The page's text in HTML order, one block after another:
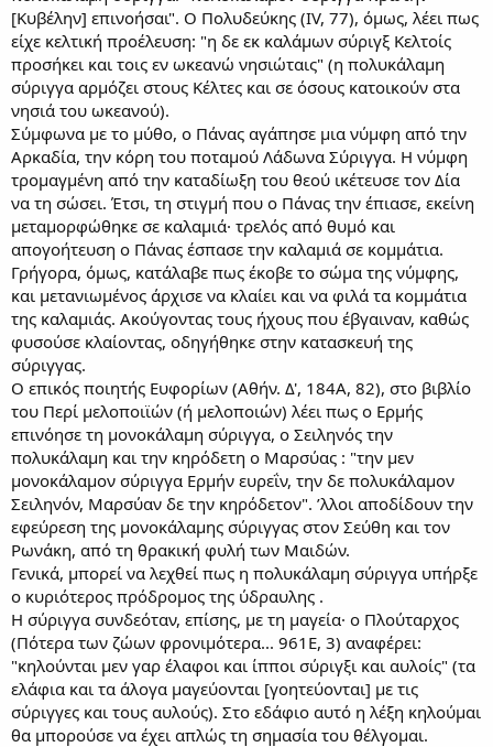
[Κυβέλην] επινοήσαι". Ο Πολυδεύκης (IV, 77), όμως, λέει πως
είχε κελτική προέλευση: "η δε εκ καλάμων σύριγξ Κελτοίς
προσήκει και τοις εν ωκεανώ νησιώταις" (η πολυκάλαμη
σύριγγα αρμόζει στους Κέλτες και σε όσους κατοικούν στα
νησιά του ωκεανού).
Σύμφωνα με το μύθο, ο Πάνας αγάπησε μια νύμφη από την
Αρκαδία, την κόρη του ποταμού Λάδωνα Σύριγγα. Η νύμφη
τρομαγμένη από την καταδίωξη του θεού ικέτευσε τον Δία
να τη σώσει. Έτσι, τη στιγμή που ο Πάνας την έπιασε, εκείνη
μεταμορφώθηκε σε καλαμιά· τρελός από θυμό και
απογοήτευση ο Πάνας έσπασε την καλαμιά σε κομμάτια.
Γρήγορα, όμως, κατάλαβε πως έκοβε το σώμα της νύμφης,
και μετανιωμένος άρχισε να κλαίει και να φιλά τα κομμάτια
της καλαμιάς. Ακούγοντας τους ήχους που έβγαιναν, καθώς
φυσούσε κλαίοντας, οδηγήθηκε στην κατασκευή της
σύριγγας.
Ο επικός ποιητής Ευφορίων (Αθήν. Δ', 184Α, 82), στο βιβλίο
του Περί μελοποιϊών (ή μελοποιών) λέει πως ο Ερμής
επινόησε τη μονοκάλαμη σύριγγα, ο Σειληνός την
πολυκάλαμη και την κηρόδετη ο Μαρσύας : "την μεν
μονοκάλαμον σύριγγα Ερμήν ευρεΐν, την δε πολυκάλαμον
Σειληνόν, Μαρσύαν δε την κηρόδετον". ’λλοι αποδίδουν την
εφεύρεση της μονοκάλαμης σύριγγας στον Σεύθη και τον
Ρωνάκη, από τη θρακική φυλή των Μαιδών.
Γενικά, μπορεί να λεχθεί πως η πολυκάλαμη σύριγγα υπήρξε
ο κυριότερος πρόδρομος της ύδραυλης .
Η σύριγγα συνδεόταν, επίσης, με τη μαγεία· ο Πλούταρχος
(Πότερα των ζώων φρονιμότερα... 961Ε, 3) αναφέρει:
"κηλούνται μεν γαρ έλαφοι και ίπποι σύριγξι και αυλοίς" (τα
ελάφια και τα άλογα μαγεύονται [γοητεύονται] με τις
σύριγγες και τους αυλούς). Στο εδάφιο αυτό η λέξη κηλούμαι
θα μπορούσε να έχει απλώς τη σημασία του θέλγομαι.